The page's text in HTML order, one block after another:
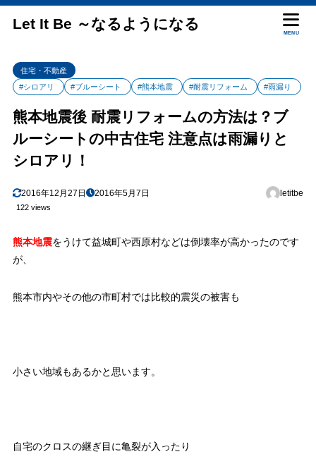
Let It Be ～なるようになる
MENU
住宅・不動産
#シロアリ
#ブルーシート #熊本地震 #耐震リフォーム #雨漏り
熊本地震後 耐震リフォームの方法は？ブ
ルーシートの中古住宅 注意点は雨漏りと
シロアリ！
2016年12月27日 2016年5月7日 letitbe
122 views
熊本地震をうけて益城町や西原村などは倒壊率が高かったのです
が、
熊本市内やその他の市町村では比較的震災の被害も
小さい地域もあるかと思います。
自宅のクロスの継ぎ目に亀裂が入ったり